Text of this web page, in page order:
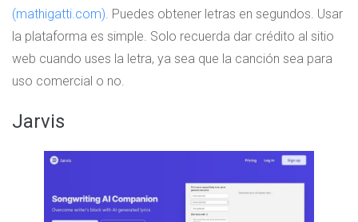
(mathigatti.com) . Puedes obtener letras en segundos. Usar
la plataforma es simple. Solo recuerda dar crédito al sitio
web cuando uses la letra, ya sea que la canción sea para
uso comercial o no.
Jarvis